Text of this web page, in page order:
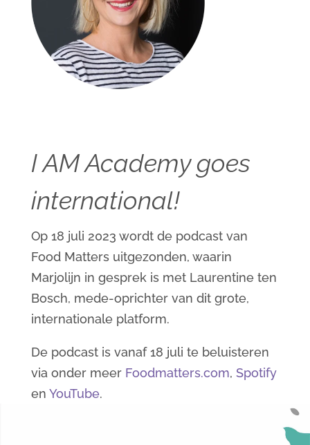
I AM Academy goes
international!
Op 18 juli 2023 wordt de podcast van
Food Matters uitgezonden, waarin
Marjolijn in gesprek is met Laurentine ten
Bosch, mede-oprichter van dit grote,
internationale platform.
De podcast is vanaf 18 juli te beluisteren
via onder meer Foodmatters.com, Spotify
en YouTube.